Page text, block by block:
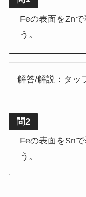
Feの表面をZn
う。
解答/解説：タッ
問2
Feの表面をSn
う。